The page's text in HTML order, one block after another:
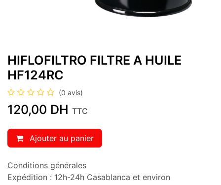
HIFLOFILTRO FILTRE A HUILE
HF124RC
(0 avis)
120,00 DH TTC
Ajouter au panier
Conditions générales
Expédition : 12h-24h Casablanca et environ